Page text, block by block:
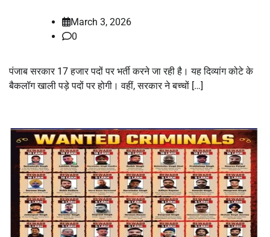
March 3, 2026
0
पंजाब सरकार 17 हजार पदों पर भर्ती करने जा रही है। यह दिव्यांग कोटे के
बैकलॉग खाली पड़े पदों पर होगी। वहीं, सरकार ने बच्चों […]